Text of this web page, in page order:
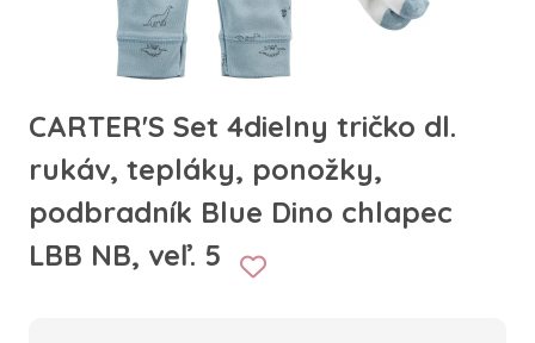
CARTER'S Set 4dielny tričko dl.
rukáv, tepláky, ponožky,
podbradník Blue Dino chlapec
LBB NB, veľ. 5